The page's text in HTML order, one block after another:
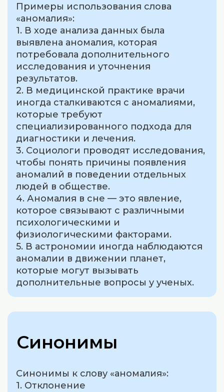
Примеры использования слова
«аномалия»:
1. В ходе анализа данных была
выявлена аномалия, которая
потребовала дополнительного
исследования и уточнения
результатов.
2. В медицинской практике врачи
иногда сталкиваются с аномалиями,
которые требуют
специализированного подхода для
диагностики и лечения.
3. Социологи проводят исследования,
чтобы понять причины появления
аномалий в поведении отдельных
людей в обществе.
4. Аномалия в сне — это явление,
которое связывают с различными
психологическими и
физиологическими факторами.
5. В астрономии иногда наблюдаются
аномалии в движении планет,
которые могут вызывать
дополнительные вопросы у ученых.
Синонимы
Синонимы к слову «аномалия»:
1. Отклонение